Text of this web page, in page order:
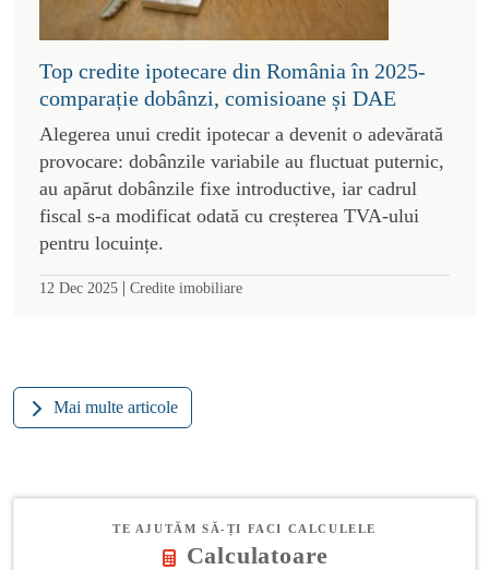
Top credite ipotecare din România în 2025-
comparație dobânzi, comisioane și DAE
Alegerea unui credit ipotecar a devenit o adevărată
provocare: dobânzile variabile au fluctuat puternic,
au apărut dobânzile fixe introductive, iar cadrul
fiscal s-a modificat odată cu creșterea TVA-ului
pentru locuințe.
12 Dec 2025 | Credite imobiliare
Mai multe articole
TE AJUTĂM SĂ-ȚI FACI CALCULELE
Calculatoare